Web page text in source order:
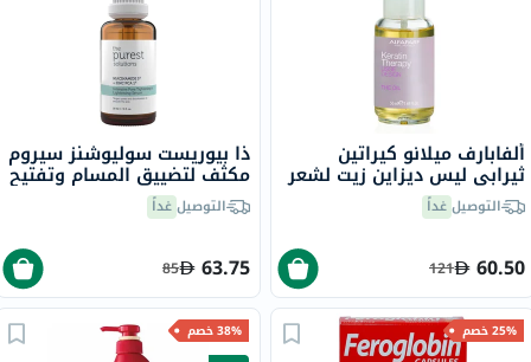
ألفابارف ميلانو كيراتين
ثيرابي ليس ديزاين زيت لشعر
ناعم ولامع ٥٠ مل
التوصيلغداً
60.50
121
ذا بيوريست سوليوشنز سيروم
مكثف لتضييق المسام وتفتيح
البشرة مع نياسيناميد 5%
وزنك PCA 1%، 30 ملالتوصيلغداً
63.75
85
25% خصم
38% خصم